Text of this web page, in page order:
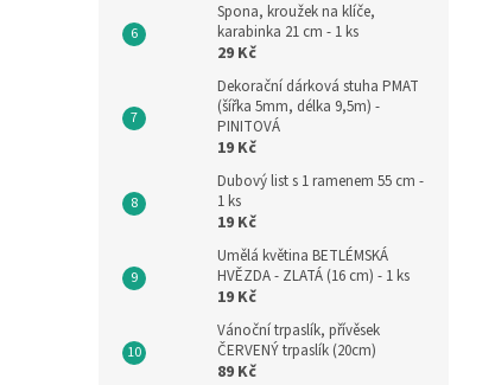
Spona, kroužek na klíče,
karabinka 21 cm - 1 ks
29 Kč
Dekorační dárková stuha PMAT
(šířka 5mm, délka 9,5m) -
PINITOVÁ
19 Kč
Dubový list s 1 ramenem 55 cm -
1 ks
19 Kč
Umělá květina BETLÉMSKÁ
HVĚZDA - ZLATÁ (16 cm) - 1 ks
19 Kč
Vánoční trpaslík, přívěsek
ČERVENÝ trpaslík (20cm)
89 Kč